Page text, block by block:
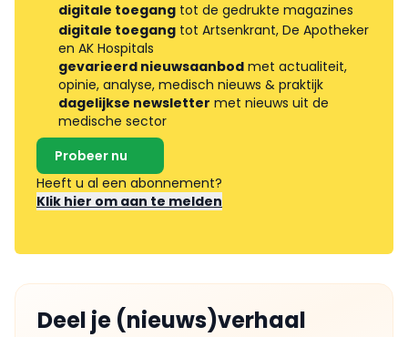
digitale toegang tot de gedrukte magazines
digitale toegang tot Artsenkrant, De Apotheker
en AK Hospitals
gevarieerd nieuwsaanbod met actualiteit,
opinie, analyse, medisch nieuws & praktijk
dagelijkse newsletter met nieuws uit de
medische sector
Probeer nu
Heeft u al een abonnement?
Klik hier om aan te melden
Deel je (nieuws)verhaal